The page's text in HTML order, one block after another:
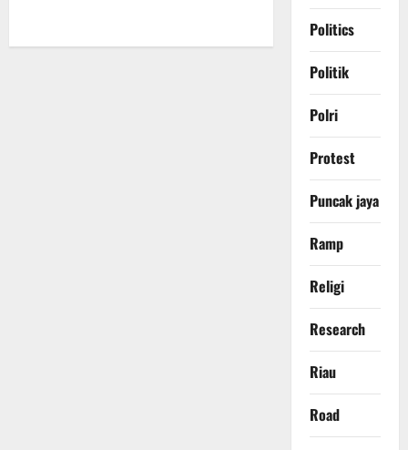
Politics
Politik
Polri
Protest
Puncak jaya
Ramp
Religi
Research
Riau
Road